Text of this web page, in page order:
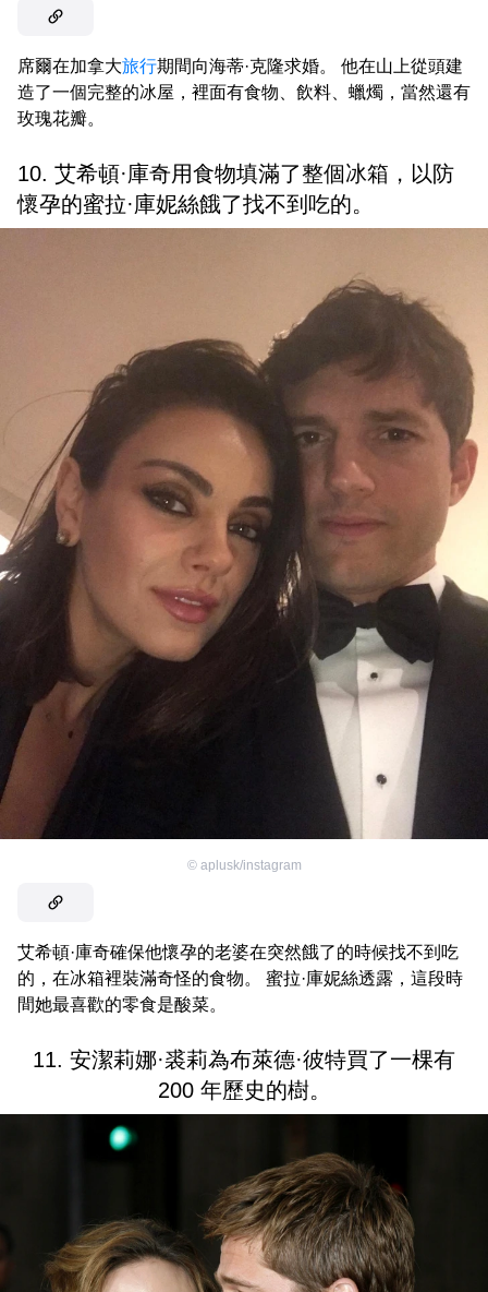
席爾在加拿大旅行期間向海蒂·克隆求婚。 他在山上從頭建
造了一個完整的冰屋，裡面有食物、飲料、蠟燭，當然還有
玫瑰花瓣。
10. 艾希頓·庫奇用食物填滿了整個冰箱，以防
懷孕的蜜拉·庫妮絲餓了找不到吃的。
© aplusk/instagram
艾希頓·庫奇確保他懷孕的老婆在突然餓了的時候找不到吃
的，在冰箱裡裝滿奇怪的食物。 蜜拉·庫妮絲透露，這段時
間她最喜歡的零食是酸菜。
11. 安潔莉娜·裘莉為布萊德·彼特買了一棵有
200 年歷史的樹。